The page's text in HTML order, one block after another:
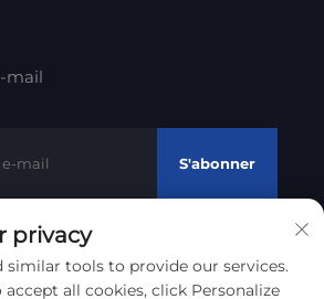
mail
S'abonner
- 2023 Litong Cable Technology Co.,
de confidentialité
privacy
similar tools to provide our services.
all cookies, click Personalize